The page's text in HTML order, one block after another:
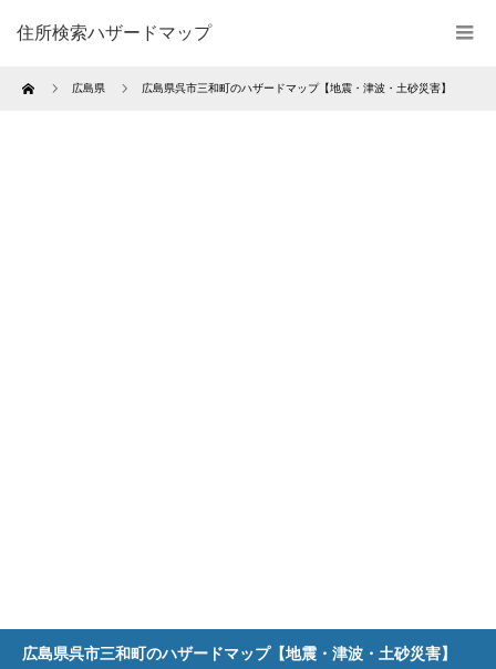
住所検索ハザードマップ
Home 広島県 広島県呉市三和町のハザードマップ【地震・津波・土砂災害】
広島県呉市三和町のハザードマップ【地震・津波・土砂災害】